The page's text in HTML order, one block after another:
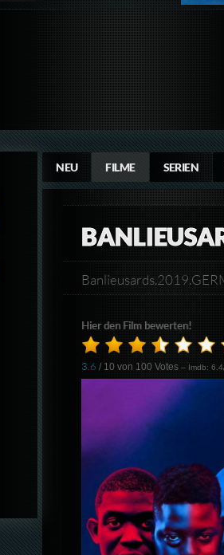
NEU FILME SERIEN
Hier den Film bewerten!
3.6 / 10 von 100 Votes – Imdb: